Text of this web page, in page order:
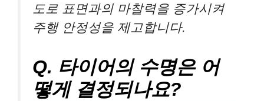
도로 표면과의 마찰력을 증가시켜
주행 안정성을 제고합니다.
Q. 타이어의 수명은 어
떻게 결정되나요?